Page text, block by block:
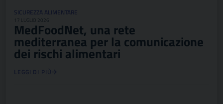
SICUREZZA ALIMENTARE
17 LUGLIO 2026
MedFoodNet, una rete
mediterranea per la comunicazione
dei rischi alimentari
LEGGI DI PIÙ